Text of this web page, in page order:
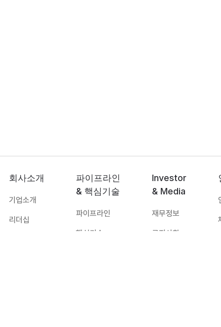
회사소개
기업소개
리더십
파이프라인
& 핵심기술
파이프라인
핵심기술
Investor
& Media
재무정보
공지사항